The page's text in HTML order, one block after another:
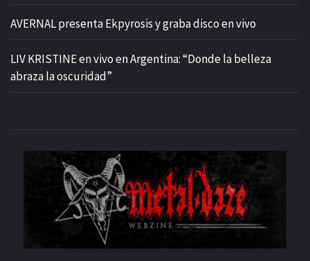
AVERNAL presenta Ekpyrosis y graba disco en vivo
LIV KRISTINE en vivo en Argentina: “Donde la belleza
abraza la oscuridad”